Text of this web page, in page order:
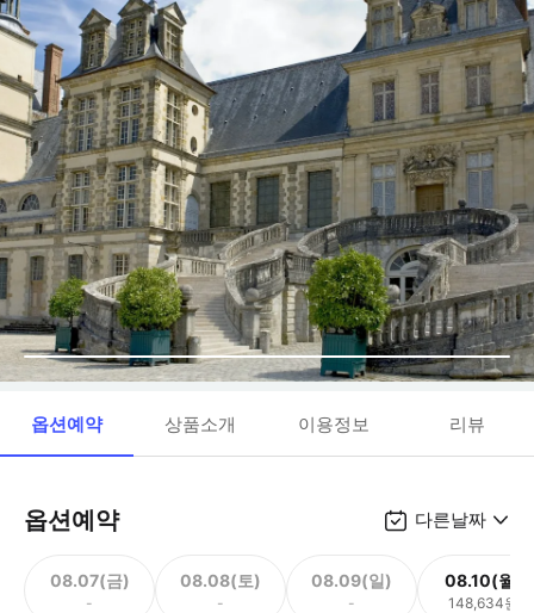
옵션예약 상품소개 이용정보 리뷰
옵션예약 다른날짜
08.07(금)
-
08.08(토)
-
08.09(일)
-
08.10(월)
148,634원